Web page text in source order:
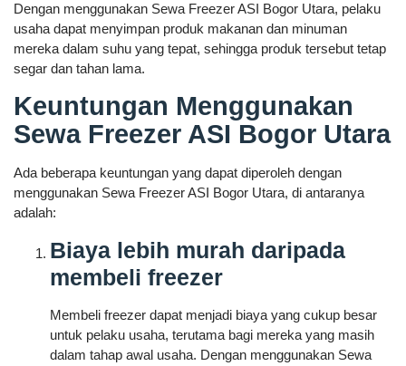
Dengan menggunakan Sewa Freezer ASI Bogor Utara, pelaku
usaha dapat menyimpan produk makanan dan minuman
mereka dalam suhu yang tepat, sehingga produk tersebut tetap
segar dan tahan lama.
Keuntungan Menggunakan
Sewa Freezer ASI Bogor Utara
Ada beberapa keuntungan yang dapat diperoleh dengan
menggunakan Sewa Freezer ASI Bogor Utara, di antaranya
adalah:
Biaya lebih murah daripada
membeli freezer
Membeli freezer dapat menjadi biaya yang cukup besar
untuk pelaku usaha, terutama bagi mereka yang masih
dalam tahap awal usaha. Dengan menggunakan Sewa